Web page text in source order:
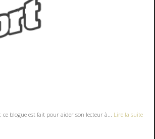
ce blogue est fait pour aider son lecteur à... Lire la suite